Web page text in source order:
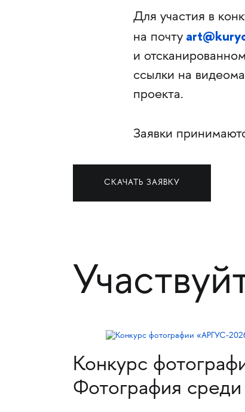
Для участия в
на почту
и
ссылки на
проекта.
Заявки
СКАЧАТЬ ЗАЯВКУ
Конкурс
Фотография среди